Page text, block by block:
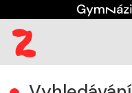
Vyhledávání(aktuální)